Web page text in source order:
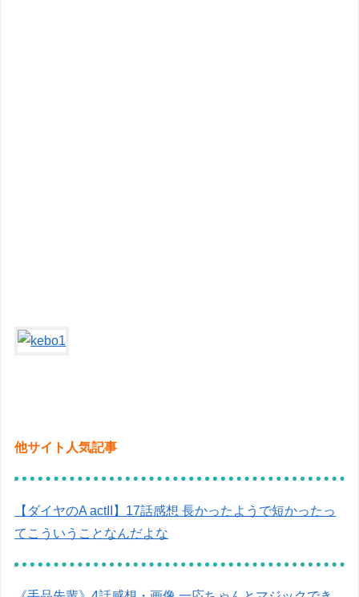
他サイト人気記事
【ダイヤのA actII】17話感想 長かったようで短かったっ
てこういうことなんだよな